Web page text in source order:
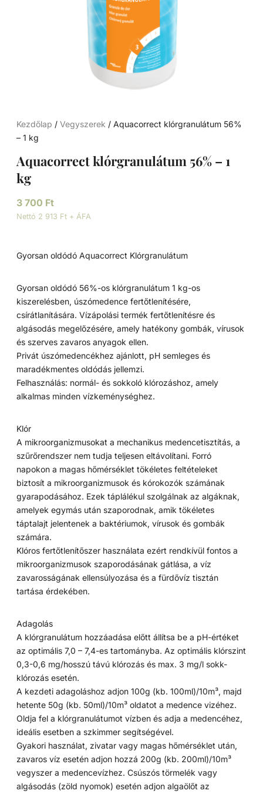
Kezdőlap /Vegyszerek / Aquacorrect klórgranulátum 56%
– 1 kg
Aquacorrect klórgranulátum 56% – 1
kg
3 700 Ft
Nettó 2 913 Ft + ÁFA
Gyorsan oldódó Aquacorrect Klórgranulátum
Gyorsan oldódó 56%-os klórgranulátum 1 kg-os
kiszerelésben, úszómedence fertőtlenítésére,
csírátlanítására. Vízápolási termék fertőtlenítésre és
algásodás megelőzésére, amely hatékony gombák, vírusok
és szerves zavaros anyagok ellen.
Privát úszómedencékhez ajánlott, pH semleges és
maradékmentes oldódás jellemzi.
Felhasználás: normál- és sokkoló klórozáshoz, amely
alkalmas minden vízkeménységhez.
Klór
A mikroorganizmusokat a mechanikus medencetisztítás, a
szűrőrendszer nem tudja teljesen eltávolítani. Forró
napokon a magas hőmérséklet tökéletes feltételeket
biztosít a mikroorganizmusok és kórokozók számának
gyarapodásához. Ezek táplálékul szolgálnak az algáknak,
amelyek egymás után szaporodnak, amik tökéletes
táptalajt jelentenek a baktériumok, vírusok és gombák
számára.
Klóros fertőtlenítőszer használata ezért rendkívül fontos a
mikroorganizmusok szaporodásának gátlása, a víz
zavarosságának ellensúlyozása és a fürdővíz tisztán
tartása érdekében.
Adagolás
A klórgranulátum hozzáadása előtt állítsa be a pH-értéket
az optimális 7,0 – 7,4-es tartományba. Az optimális klórszint
0,3-0,6 mg/hosszú távú klórozás és max. 3 mg/l sokk-
klórozás esetén.
A kezdeti adagoláshoz adjon 100g (kb. 100ml)/10m³, majd
hetente 50g (kb. 50ml)/10m³ oldatot a medence vizéhez.
Oldja fel a klórgranulátumot vízben és adja a medencéhez,
ideális esetben a szkimmer segítségével.
Gyakori használat, zivatar vagy magas hőmérséklet után,
zavaros víz esetén adjon hozzá 200g (kb. 200ml)/10m³
vegyszer a medencevízhez. Csúszós törmelék vagy
algásodás (zöld nyomok) esetén adjon algaölőt az